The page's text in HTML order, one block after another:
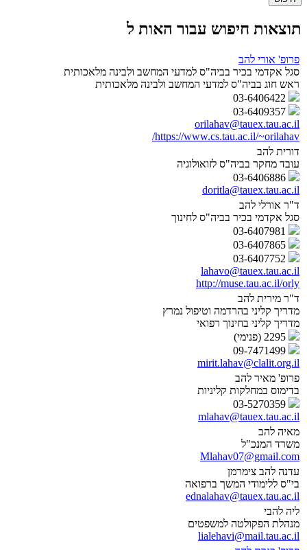
תוצאות חיפוש עבור האות ל
פרופ' אורי להב
סגל אקדמי בכיר בביה"ס למדעי המחשב ולבינה מלאכותית
ראש חוג בביה"ס למדעי המחשב ולבינה מלאכותית
orilahav@tauex.tau.ac.il
https://www.cs.tau.ac.il/~orilahav/
דורית להב
עובד מחקר בביה"ס לזואולוגיה
doritla@tauex.tau.ac.il
ד"ר אורלי להב
סגל אקדמי בכיר בביה"ס לחינוך
lahavo@tauex.tau.ac.il
http://muse.tau.ac.il/orly
ד"ר מירית להב
מדריך קליני בהרדמה וטיפול נמרץ
מדריך קליני בחינוך רפואי
mirit.lahav@clalit.org.il
פרופ' מאיר להב
בדימוס במחלקות קליניות
mlahav@tauex.tau.ac.il
מאיה להב
משרד המנכ"ל
Mlahav07@gmail.com
עדנה להב צימרמן
בי"ס ללימודי המשך ברפואה
ednalahav@tauex.tau.ac.il
ליה להבי
מנהלת הפקולטה למשפטים
lialehavi@mail.tau.ac.il